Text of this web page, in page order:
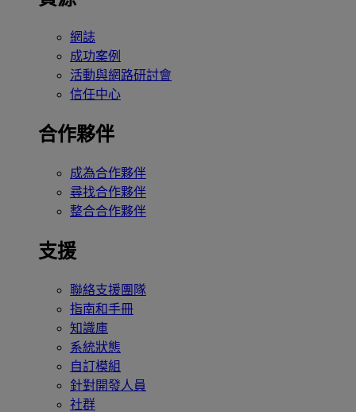
網誌
成功案例
活動與網路研討會
信任中心
合作夥伴
成為合作夥伴
尋找合作夥伴
整合合作夥伴
支援
聯絡支援團隊
指南和手冊
知識庫
系統狀態
自訂模組
針對開發人員
社群